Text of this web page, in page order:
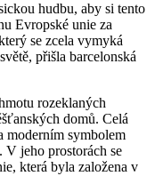
hudbu, aby si tento
Evropské unie za
se zcela vymyká
přišla barcelonská
rozeklaných
domů. Celá
moderním symbolem
V jeho prostorách se
která byla založena v